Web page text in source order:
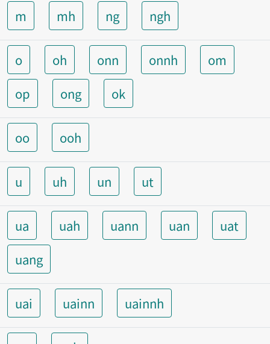
m mh ng ngh
o oh onn onnh
om
op
ong ok
oo ooh
u uh un ut
ua uah uann uan
uat
uang
uai uainn uainnh